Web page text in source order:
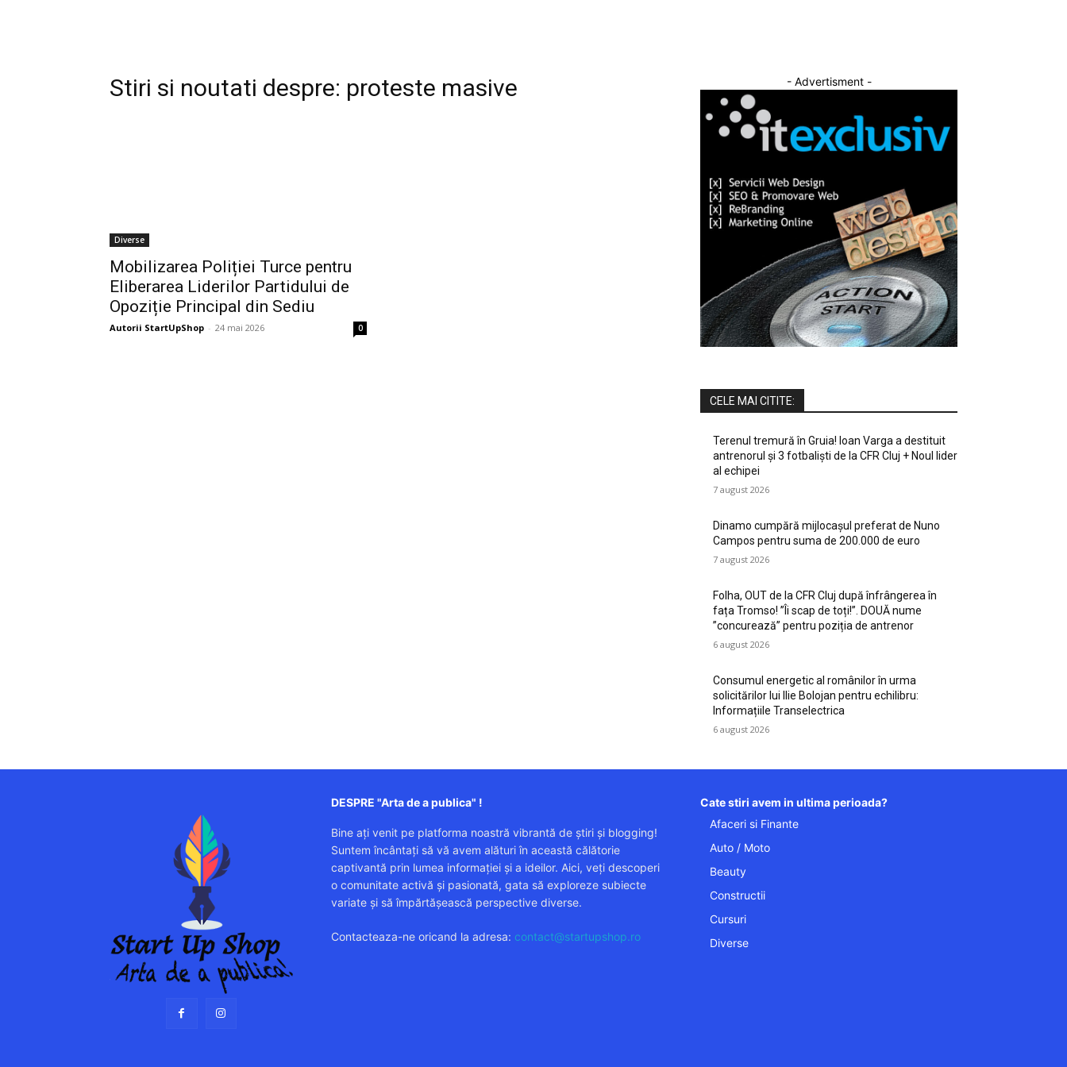
Stiri si noutati despre: proteste masive
Diverse
Mobilizarea Poliției Turce pentru
Eliberarea Liderilor Partidului de
Opoziție Principal din Sediu
Autorii StartUpShop - 24 mai 2026 0
- Advertisment -
CELE MAI CITITE:
Terenul tremură în Gruia! Ioan Varga a destituit
antrenorul și 3 fotbaliști de la CFR Cluj + Noul lider
al echipei
7 august 2026
Dinamo cumpără mijlocașul preferat de Nuno
Campos pentru suma de 200.000 de euro
7 august 2026
Folha, OUT de la CFR Cluj după înfrângerea în
fața Tromso! ”Îi scap de toți!”. DOUĂ nume
”concurează” pentru poziția de antrenor
6 august 2026
Consumul energetic al românilor în urma
solicitărilor lui Ilie Bolojan pentru echilibru:
Informațiile Transelectrica
6 august 2026
DESPRE "Arta de a publica" !
Bine ați venit pe platforma noastră vibrantă de știri și blogging!
Suntem încântați să vă avem alături în această călătorie
captivantă prin lumea informației și a ideilor. Aici, veți descoperi
o comunitate activă și pasionată, gata să exploreze subiecte
variate și să împărtășească perspective diverse.
Contacteaza-ne oricand la adresa: contact@startupshop.ro
Cate stiri avem in ultima perioada?
Afaceri si Finante
Auto / Moto
Beauty
Constructii
Cursuri
Diverse